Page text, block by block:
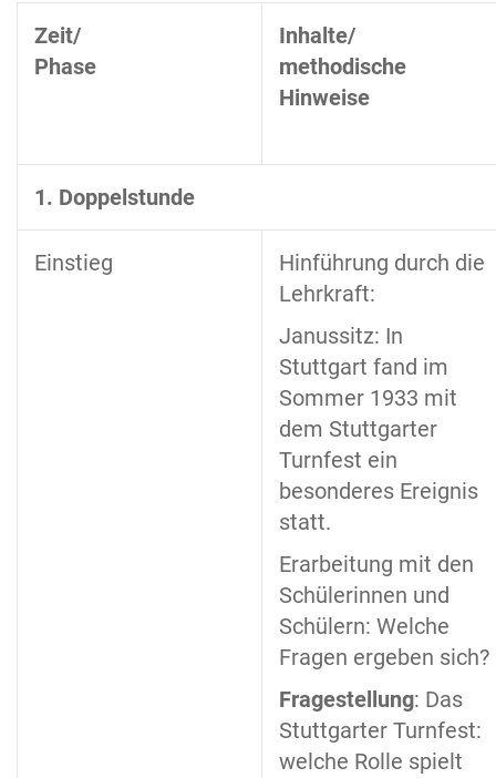
Zeit/
Phase
Inhalte/
methodische
Hinweise
1. Doppelstunde
Einstieg
Hinführung durch die
Lehrkraft:
Janussitz: In
Stuttgart fand im
Sommer 1933 mit
dem Stuttgarter
Turnfest ein
besonderes Ereignis
statt.
Erarbeitung mit den
Schülerinnen und
Schülern: Welche
Fragen ergeben sich?
Fragestellung: Das
Stuttgarter Turnfest:
welche Rolle spielt